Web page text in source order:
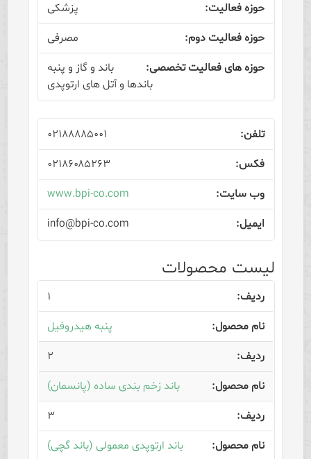
پزشکی
مصرفی
باند و گاز و پنبه
باندها و آتل های ارتوپدی
۰۲۱۸۸۸۸۵۰۰۱
۰۲۱۸۶۰۸۵۲۶۳
www.bpi-co.com
info@bpi-co.com
لیست محصولات
۱
پنبه هیدروفیل
۲
باند زخم بندی ساده (پانسمان)
۳
باند ارتوپدی معمولی (باند گچی)